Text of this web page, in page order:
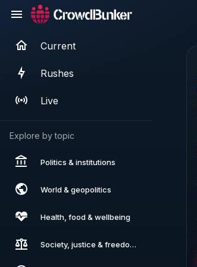
Current
Rushes
Live
Explore by topic
Politics & institutions
World & geopolitics
Health, food & wellbeing
Society, justice & freedoms